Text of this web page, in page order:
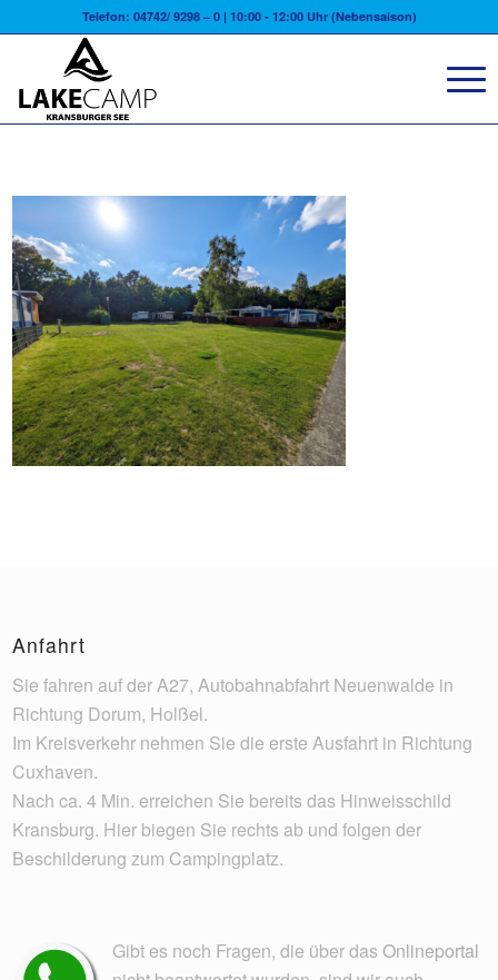
Telefon: 04742/ 9298 – 0 | 10:00 - 12:00 Uhr (Nebensaison)
Anfahrt
Sie fahren auf der A27, Autobahnabfahrt Neuenwalde in
Richtung Dorum, Holßel.
Im Kreisverkehr nehmen Sie die erste Ausfahrt in Richtung
Cuxhaven.
Nach ca. 4 Min. erreichen Sie bereits das Hinweisschild
Kransburg. Hier biegen Sie rechts ab und folgen der
Beschilderung zum Campingplatz.
Gibt es noch Fragen, die über dasOnlineportal